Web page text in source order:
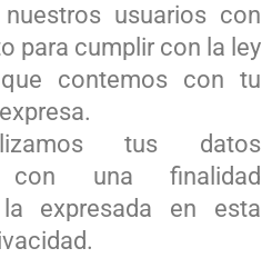
usuarios con
para cumplir con la ley
contemos con tu
tus datos
con una finalidad
expresada en esta